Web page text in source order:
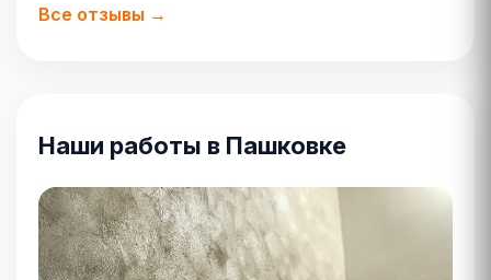
Все отзывы →
Наши работы в Пашковке